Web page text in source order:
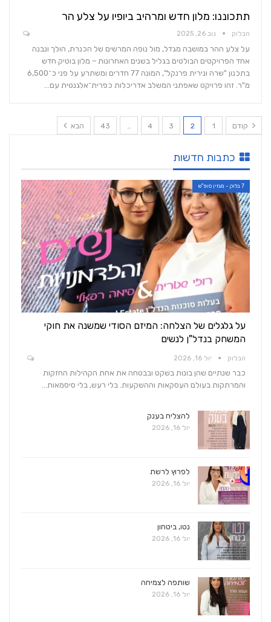
תתכוננו: מלון חדש ומרהיב ביופיו על צלע הר
הבלוק נוב 26, 2025
על צלע ההר במושבה מגדל, מול נופה המרשים של הכנרת, הולך ונבנה
אחד הפרויקטים הבולטים בגליל בשנים האחרונות – מלון בוטיק חדש
בתכנון "שרה ונירית פרנקל", המונה 77 חדרים ומשתרע על פני כ־6,500
מ"ר. זהו פרויקט שאפתני המשלב אדריכלות כפרית־אלגנטית עם…
קודם 1
2
3
4
…
43 הבא
כתבות חדשות
7 בלוק - מגזין סופ"ש
על גלגלים של הצלחה: המיזם הסודי שמשנה את חוקי
המשחק בנדל"ן לנשים
הבלוק יול 16, 2026
כבר שנתיים שהן בונות בשקט ובבטחה את אחת הקהילות החזקות
והמרתקות בעולם העסקאות וההשקעות. בלי רעש, בלי סיסמאות…
להצליח בענק
יול 16, 2026
לפרוץ לרשת
יול 16, 2026
נטו, ביטחון
יול 16, 2026
שותפה לצמיחה
יול 16, 2026